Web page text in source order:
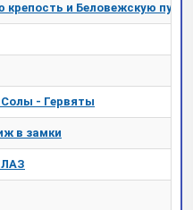
крепость и Беловежскую пущу
Солы - Гервяты
в замки